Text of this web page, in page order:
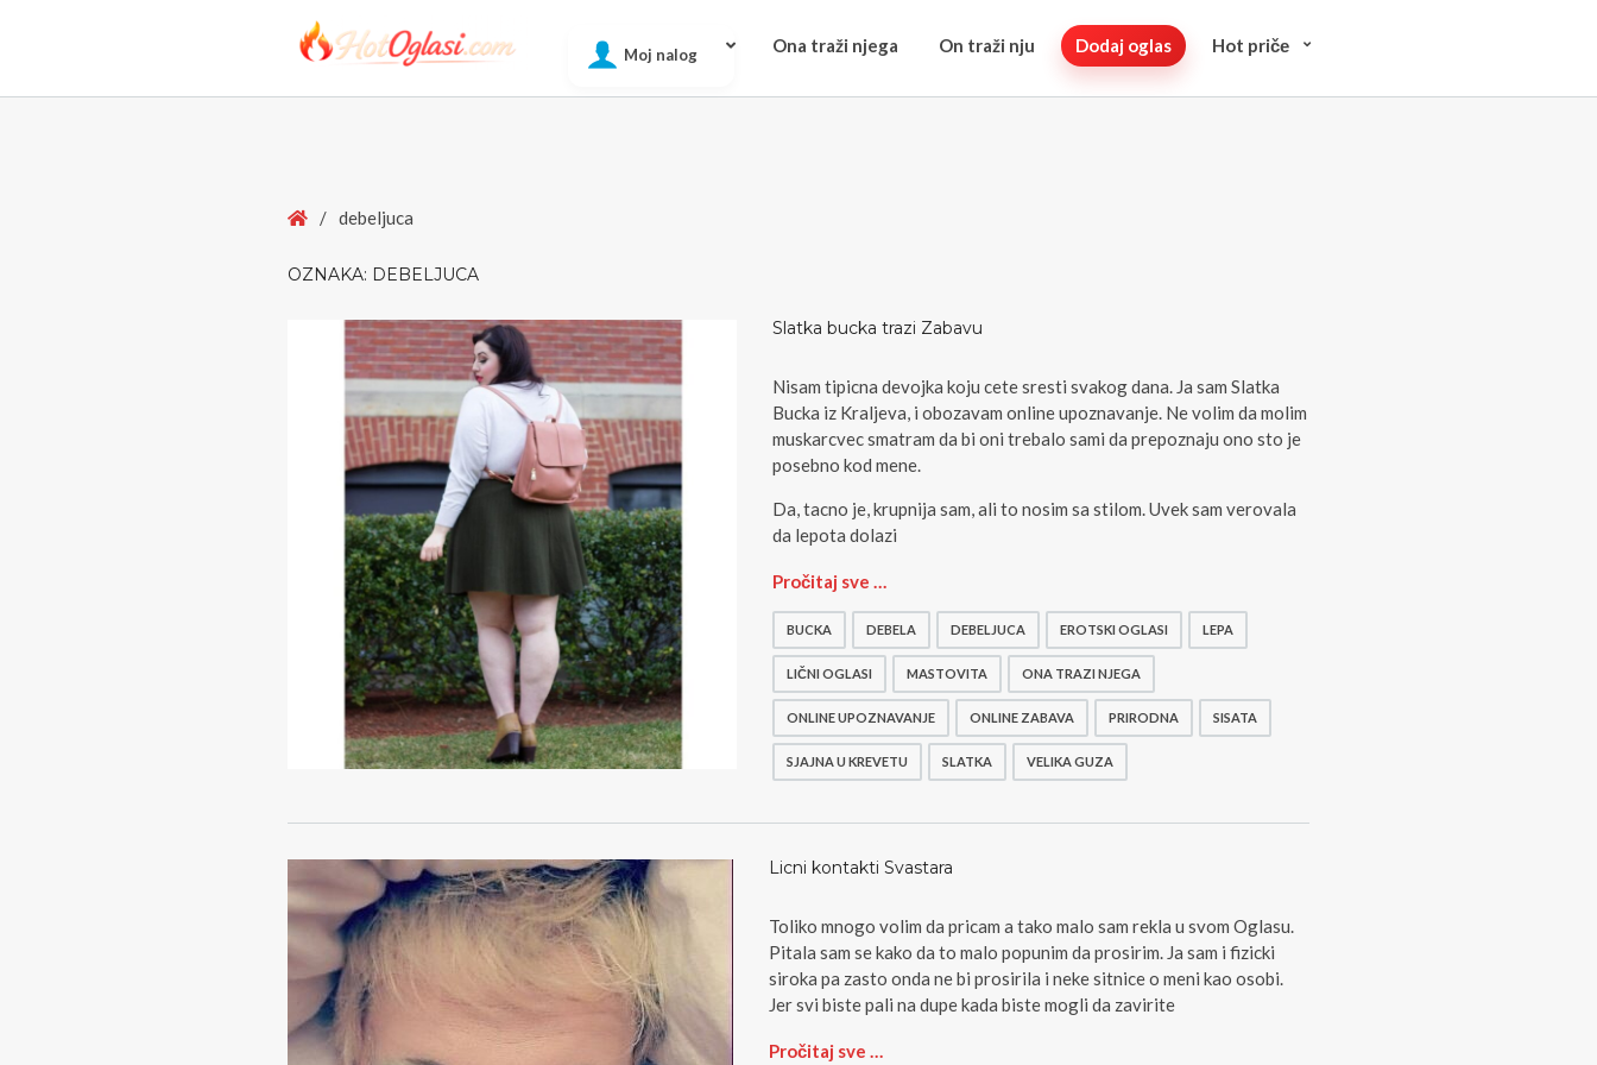
Moj nalog Ona traži njega On traži nju Dodaj oglas Hot pričе
Home
/ debeljuca
OZNAKA: DEBELJUCA
Slatka bucka trazi Zabavu
Nisam tipicna devojka koju cete sresti svakog dana. Ja sam Slatka
Bucka iz Kraljeva, i obozavam online upoznavanje. Ne volim da molim
muskarcvec smatram da bi oni trebalo sami da prepoznaju ono sto je
posebno kod mene.
Da, tacno je, krupnija sam, ali to nosim sa stilom. Uvek sam verovala
da lepota dolazi
S
t
a
u
a
r
i
Z
a
b
v
Pročitaj sve …
BUCKA DEBELA DEBELJUCA EROTSKI OGLASI LEPA
LIČNI OGLASI MASTOVITA ONA TRAZI NJEGA
ONLINE UPOZNAVANJE ONLINE ZABAVA PRIRODNA SISATA
SJAJNA U KREVETU SLATKA VELIKA GUZA
Licni kontakti Svastara
Toliko mnogo volim da pricam a tako malo sam rekla u svom Oglasu.
Pitala sam se kako da to malo popunim da prosirim. Ja sam i fizicki
siroka pa zasto onda ne bi prosirila i neke sitnice o meni kao osobi.
Jer svi biste pali na dupe kada biste mogli da zavirite
L
Pročitaj sve …